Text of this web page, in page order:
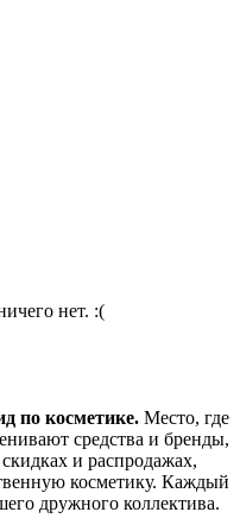
нет. :(
по косметике. Место, где
средства и бренды,
и распродажах,
косметику. Каждый
дружного коллектива.